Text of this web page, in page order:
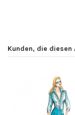
Kunden, die